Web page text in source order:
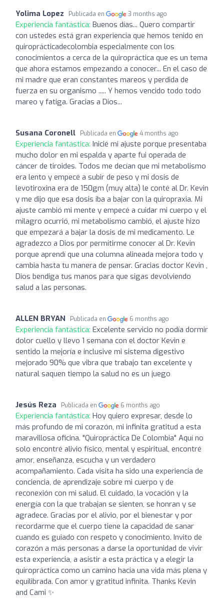
Yolima Lopez Publicada en 3 months ago
Experiencia fantástica: Buenos días... Quero compartir
con ustedes está gran experiencia que hemos tenido en
quiroprácticadecolombia especialmente con los
conocimientos a cerca de la quiropráctica que es un tema
que ahora estamos empezando a conocer... En el caso de
mi madre que eran constantes mareos y perdida de
fuerza en su organismo ..... Y hemos vencido todo todo
mareo y fatiga. Gracias a Dios...
Susana Coronell Publicada en 4 months ago
Experiencia fantástica: Inicié mi ajuste porque presentaba
mucho dolor en mi espalda y aparte fui operada de
cáncer de tiroides. Todos me decían que mi metabolismo
era lento y empecé a subir de peso y mi dosis de
levotiroxina era de 150gm (muy alta) le conté al Dr. Kevin
y me dijo que esa dosis iba a bajar con la quiropraxia. Mi
ajuste cambió mi mente y empecé a cuidar mi cuerpo y el
milagro ocurrió, mi metabolismo cambió, el ajuste hizo
que empezará a bajar la dosis de mi medicamento. Le
agradezco a Dios por permitirme conocer al Dr. Kevin
porque aprendí que una columna alineada mejora todo y
cambia hasta tu manera de pensar. Gracias doctor Kevin ,
Dios bendiga tus manos para que sigas devolviendo
salud a las personas.
ALLEN BRYAN Publicada en 6 months ago
Experiencia fantástica: Excelente servicio no podía dormir
dolor cuello y llevo 1 semana con el doctor Kevin e
sentido la mejoría e inclusive mi sistema digestivo
mejorado 90% que vibra que trabajo tan excelente y
natural saquen tiempo la salud no es un juego
Jesús Reza Publicada en 6 months ago
Experiencia fantástica: Hoy quiero expresar, desde lo
más profundo de mi corazón, mi infinita gratitud a esta
maravillosa oficina. "Quiropráctica De Colombia" Aquí no
solo encontré alivio físico, mental y espiritual, encontré
amor, enseñanza, escucha y un verdadero
acompañamiento. Cada visita ha sido una experiencia de
conciencia, de aprendizaje sobre mi cuerpo y de
reconexión con mi salud. El cuidado, la vocación y la
energía con la que trabajan se sienten, se honran y se
agradece. Gracias por el alivio, por el bienestar y por
recordarme que el cuerpo tiene la capacidad de sanar
cuando es guiado con respeto y conocimiento. Invito de
corazón a más personas a darse la oportunidad de vivir
esta experiencia, a asistir a esta práctica y a elegir la
quiropráctica como un camino hacia una vida más plena y
equilibrada. Con amor y gratitud infinita. Thanks Kevin
and Cami ✨️